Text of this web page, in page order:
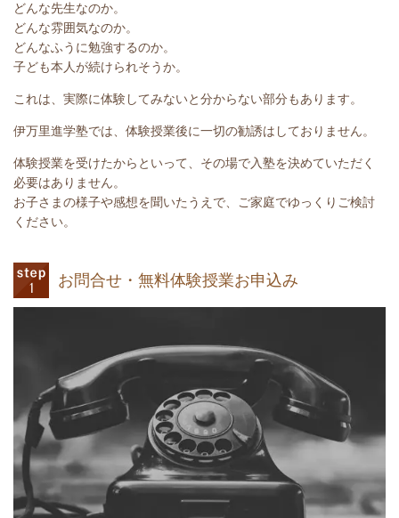
どんな先生なのか。
どんな雰囲気なのか。
どんなふうに勉強するのか。
子ども本人が続けられそうか。
これは、実際に体験してみないと分からない部分もあります。
伊万里進学塾では、体験授業後に一切の勧誘はしておりません。
体験授業を受けたからといって、その場で入塾を決めていただく
必要はありません。
お子さまの様子や感想を聞いたうえで、ご家庭でゆっくりご検討
ください。
お問合せ・無料体験授業お申込み